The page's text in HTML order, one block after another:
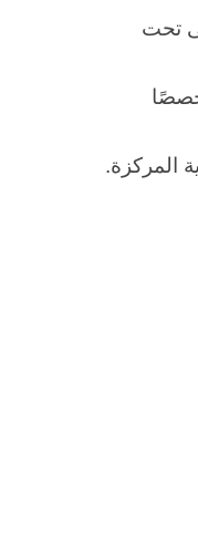
فدانًا ويتكون من 15 مستشفى تحت
مربع ويضم 22 قسمًا متخصصًا
سريرًا لوحدة العناية المركزة.